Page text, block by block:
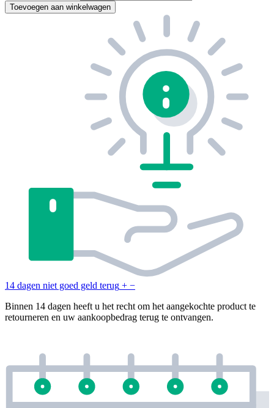
Toevoegen aan winkelwagen
14 dagen niet goed geld terug + −
Binnen 14 dagen heeft u het recht om het aangekochte product te
retourneren en uw aankoopbedrag terug te ontvangen.